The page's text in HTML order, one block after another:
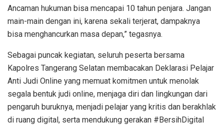
Ancaman hukuman bisa mencapai 10 tahun penjara. Jangan
main-main dengan ini, karena sekali terjerat, dampaknya
bisa menghancurkan masa depan,” tegasnya.
Sebagai puncak kegiatan, seluruh peserta bersama
Kapolres Tangerang Selatan membacakan Deklarasi Pelajar
Anti Judi Online yang memuat komitmen untuk menolak
segala bentuk judi online, menjaga diri dan lingkungan dari
pengaruh buruknya, menjadi pelajar yang kritis dan berakhlak
di ruang digital, serta mendukung gerakan #BersihDigital